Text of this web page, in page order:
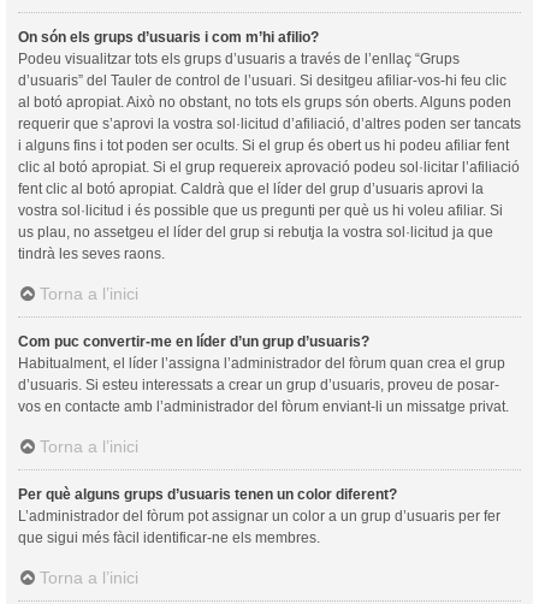
On són els grups d’usuaris i com m’hi afilio?
Podeu visualitzar tots els grups d’usuaris a través de l’enllaç “Grups
d’usuaris” del Tauler de control de l’usuari. Si desitgeu afiliar-vos-hi feu clic
al botó apropiat. Això no obstant, no tots els grups són oberts. Alguns poden
requerir que s’aprovi la vostra sol·licitud d’afiliació, d’altres poden ser tancats
i alguns fins i tot poden ser ocults. Si el grup és obert us hi podeu afiliar fent
clic al botó apropiat. Si el grup requereix aprovació podeu sol·licitar l’afiliació
fent clic al botó apropiat. Caldrà que el líder del grup d’usuaris aprovi la
vostra sol·licitud i és possible que us pregunti per què us hi voleu afiliar. Si
us plau, no assetgeu el líder del grup si rebutja la vostra sol·licitud ja que
tindrà les seves raons.
Torna a l’inici
Com puc convertir-me en líder d’un grup d’usuaris?
Habitualment, el líder l’assigna l’administrador del fòrum quan crea el grup
d’usuaris. Si esteu interessats a crear un grup d’usuaris, proveu de posar-
vos en contacte amb l’administrador del fòrum enviant-li un missatge privat.
Torna a l’inici
Per què alguns grups d’usuaris tenen un color diferent?
L’administrador del fòrum pot assignar un color a un grup d’usuaris per fer
que sigui més fàcil identificar-ne els membres.
Torna a l’inici